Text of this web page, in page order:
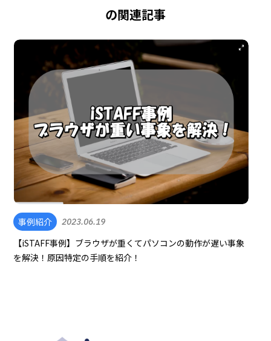
の関連記事
事例紹介 2023.06.19
【iSTAFF事例】ブラウザが重くてパソコンの動作が遅い事象
を解決！原因特定の手順を紹介！